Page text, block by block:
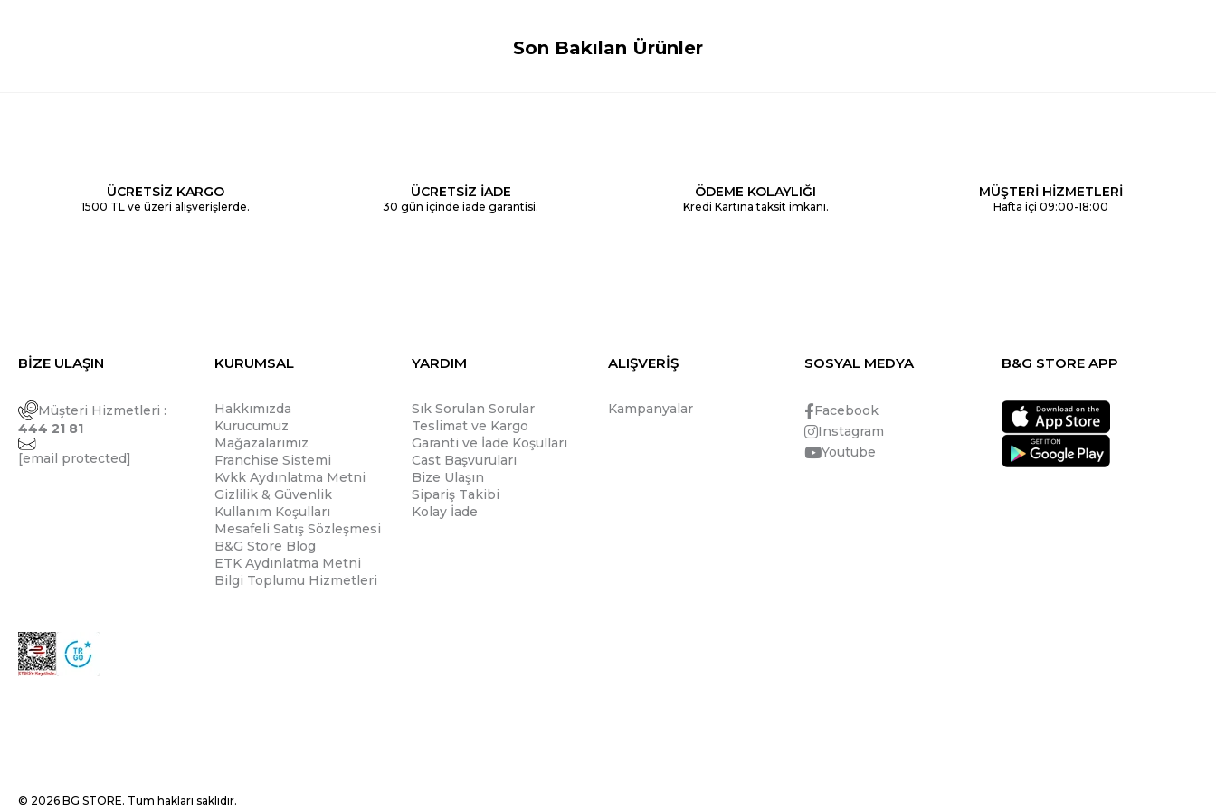
Son Bakılan Ürünler
ÜCRETSİZ KARGO
1500 TL ve üzeri alışverişlerde.
ÜCRETSİZ İADE
30 gün içinde iade garantisi.
ÖDEME KOLAYLIĞI
Kredi Kartına taksit imkanı.
MÜŞTERİ HİZMETLERİ
Hafta içi 09:00-18:00
BİZE ULAŞIN
Müşteri Hizmetleri :
444 21 81
[email protected]
KURUMSAL
Hakkımızda
Kurucumuz
Mağazalarımız
Franchise Sistemi
Kvkk Aydınlatma Metni
Gizlilik & Güvenlik
Kullanım Koşulları
Mesafeli Satış Sözleşmesi
B&G Store Blog
ETK Aydınlatma Metni
Bilgi Toplumu Hizmetleri
YARDIM
Sık Sorulan Sorular
Teslimat ve Kargo
Garanti ve İade Koşulları
Cast Başvuruları
Bize Ulaşın
Sipariş Takibi
Kolay İade
ALIŞVERİŞ
Kampanyalar
SOSYAL MEDYA
Facebook
Instagram
Youtube
B&G STORE APP
© 2026 BG STORE. Tüm hakları saklıdır.